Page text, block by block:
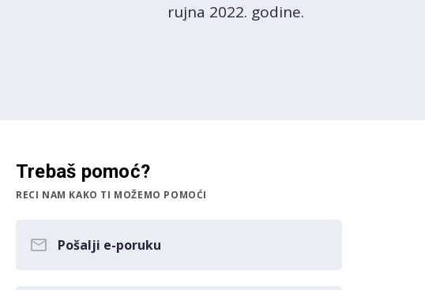
rujna 2022. godine.
Trebaš pomoć?
RECI NAM KAKO TI MOŽEMO POMOĆI
Pošalji e-poruku